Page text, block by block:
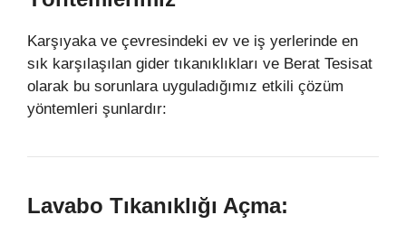
Karşıyaka ve çevresindeki ev ve iş yerlerinde en
sık karşılaşılan gider tıkanıklıkları ve Berat Tesisat
olarak bu sorunlara uyguladığımız etkili çözüm
yöntemleri şunlardır:
Lavabo Tıkanıklığı Açma: